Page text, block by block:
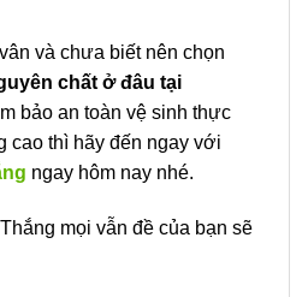
và chưa biết nên chọn
chất ở đâu tại
bảo an toàn vệ sinh thực
cao thì hãy đến ngay với
ngay hôm nay nhé.
mọi vẫn đề của bạn sẽ